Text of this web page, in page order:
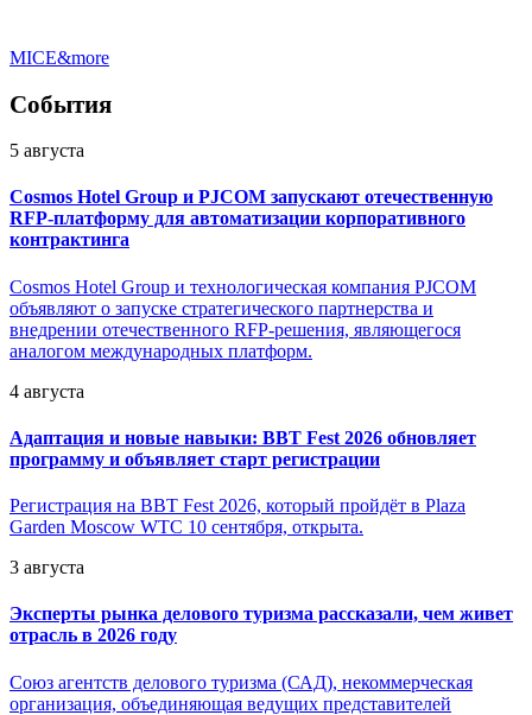
MICE&more
События
5 августа
Cosmos Hotel Group и PJCOM запускают отечественную
RFP-платформу для автоматизации корпоративного
контрактинга
Cosmos Hotel Group и технологическая компания PJCOM
объявляют о запуске стратегического партнерства и
внедрении отечественного RFP-решения, являющегося
аналогом международных платформ.
4 августа
Адаптация и новые навыки: BBT Fest 2026 обновляет
программу и объявляет старт регистрации
Регистрация на BBT Fest 2026, который пройдёт в Plaza
Garden Moscow WTC 10 сентября, открыта.
3 августа
Эксперты рынка делового туризма рассказали, чем живет
отрасль в 2026 году
Союз агентств делового туризма (САД), некоммерческая
организация, объединяющая ведущих представителей